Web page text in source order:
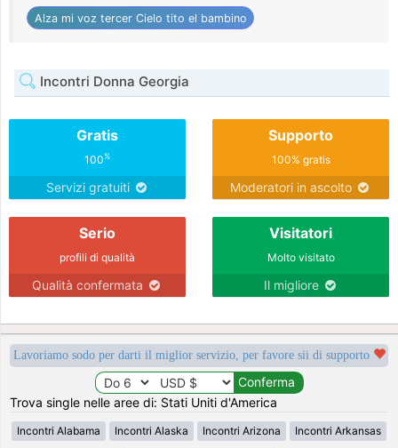
Alza mi voz tercer Cielo tito el bambino
Incontri Donna Georgia
Gratis
100%
Servizi gratuiti
Supporto
100% gratis
Moderatori in ascolto
Serio
profili di qualità
Qualità confermata
Visitatori
Molto visitato
Il migliore
Lavoriamo sodo per darti il miglior servizio, per favore sii di supporto
Trova single nelle aree di: Stati Uniti d'America
Incontri Alabama Incontri Alaska Incontri Arizona Incontri Arkansas